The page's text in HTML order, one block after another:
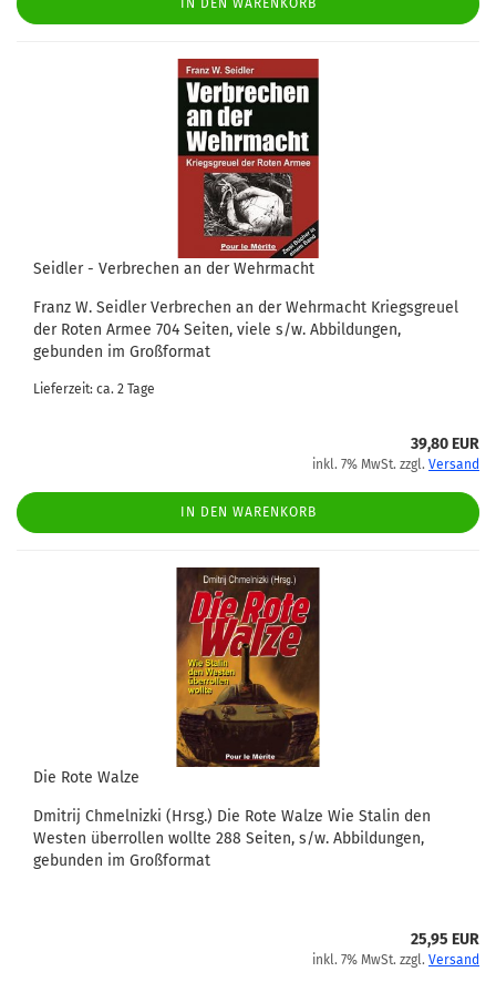
IN DEN WARENKORB
Seidler - Verbrechen an der Wehrmacht
Franz W. Seidler Verbrechen an der Wehrmacht Kriegsgreuel
der Roten Armee 704 Seiten, viele s/w. Abbildungen,
gebunden im Großformat
Lieferzeit: ca. 2 Tage
39,80 EUR
inkl. 7% MwSt. zzgl. Versand
IN DEN WARENKORB
Die Rote Walze
Dmitrij Chmelnizki (Hrsg.) Die Rote Walze Wie Stalin den
Westen überrollen wollte 288 Seiten, s/w. Abbildungen,
gebunden im Großformat
25,95 EUR
inkl. 7% MwSt. zzgl. Versand